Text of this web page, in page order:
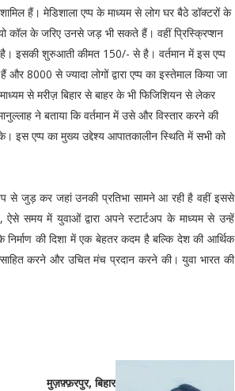
हैं। मेडिशाला एप्प के माध्यम से लोग घर बैठे डॉक्टरों के
कॉल के जरिए उनसे जड़ भी सकते हैं। वहीं प्रिस्क्रिप्शन
इसकी शुरुआती कीमत 150/- से है। वर्तमान में इस एप्प
8000 से ज्यादा लोगों द्वारा एप्प का इस्तेमाल किया जा
से मरीज़ बिहार से बाहर के भी फिजिशियन से लेकर
ने बताया कि वर्तमान में उसे और विस्तार करने की
इस एप्प का मुख्य उद्देश्य आपातकालीन स्थिति में सभी को
से जुड़ कर जहां उनकी प्रतिभा सामने आ रही है वहीं इससे
समय में युवाओं द्वारा अपने स्टार्टअप के माध्यम से उन्हें
की दिशा में एक बेहतर कदम है बल्कि देश की आर्थिक
करने और उचित मंच प्रदान करने की। युवा भारत की
मुज़फ़्फ़रपुर, बिहार